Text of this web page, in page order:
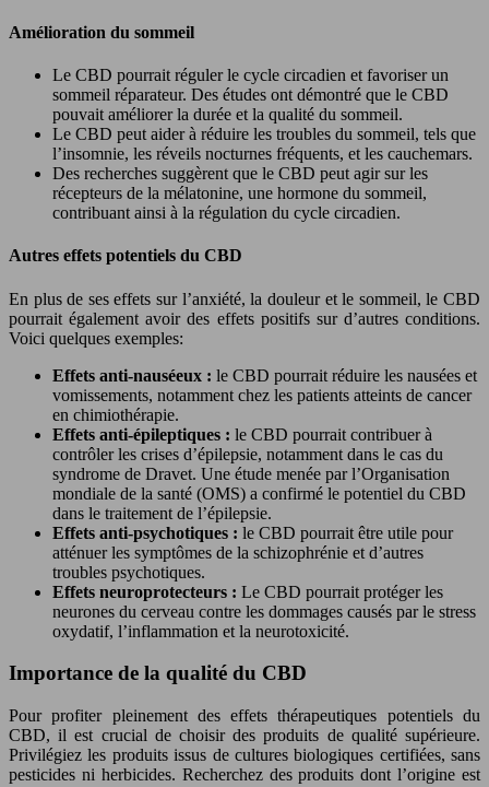
Amélioration du sommeil
Le CBD pourrait réguler le cycle circadien et favoriser un
sommeil réparateur. Des études ont démontré que le CBD
pouvait améliorer la durée et la qualité du sommeil.
Le CBD peut aider à réduire les troubles du sommeil, tels que
l’insomnie, les réveils nocturnes fréquents, et les cauchemars.
Des recherches suggèrent que le CBD peut agir sur les
récepteurs de la mélatonine, une hormone du sommeil,
contribuant ainsi à la régulation du cycle circadien.
Autres effets potentiels du CBD
En plus de ses effets sur l’anxiété, la douleur et le sommeil, le CBD
pourrait également avoir des effets positifs sur d’autres conditions.
Voici quelques exemples:
Effets anti-nauséeux : le CBD pourrait réduire les nausées et
vomissements, notamment chez les patients atteints de cancer
en chimiothérapie.
Effets anti-épileptiques : le CBD pourrait contribuer à
contrôler les crises d’épilepsie, notamment dans le cas du
syndrome de Dravet. Une étude menée par l’Organisation
mondiale de la santé (OMS) a confirmé le potentiel du CBD
dans le traitement de l’épilepsie.
Effets anti-psychotiques : le CBD pourrait être utile pour
atténuer les symptômes de la schizophrénie et d’autres
troubles psychotiques.
Effets neuroprotecteurs : Le CBD pourrait protéger les
neurones du cerveau contre les dommages causés par le stress
oxydatif, l’inflammation et la neurotoxicité.
Importance de la qualité du CBD
Pour profiter pleinement des effets thérapeutiques potentiels du
CBD, il est crucial de choisir des produits de qualité supérieure.
Privilégiez les produits issus de cultures biologiques certifiées, sans
pesticides ni herbicides. Recherchez des produits dont l’origine est